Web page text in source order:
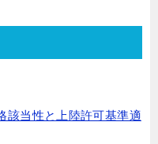
該当性と上陸許可基準適